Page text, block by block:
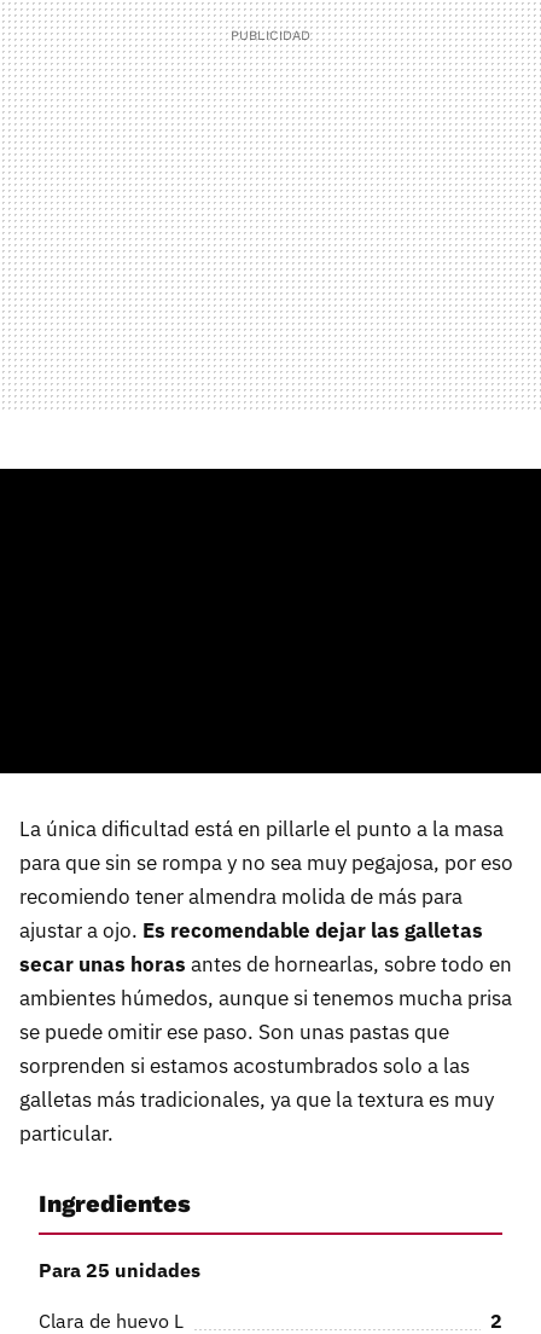
La única dificultad está en pillarle el punto a la masa
para que sin se rompa y no sea muy pegajosa, por eso
recomiendo tener almendra molida de más para
ajustar a ojo. Es recomendable dejar las galletas
secar unas horas antes de hornearlas, sobre todo en
ambientes húmedos, aunque si tenemos mucha prisa
se puede omitir ese paso. Son unas pastas que
sorprenden si estamos acostumbrados solo a las
galletas más tradicionales, ya que la textura es muy
particular.
Ingredientes
Para 25 unidades
Clara de huevo L
2